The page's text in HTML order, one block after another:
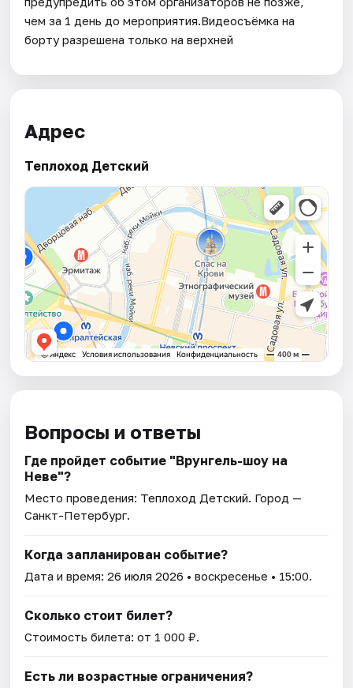
чем за 1 день до мероприятия.Видеосъёмка на
борту разрешена только на верхней
Адрес
Теплоход Детский
Вопросы и ответы
Где пройдет событие "Врунгель-шоу на
Неве"?
Место проведения: Теплоход Детский. Город —
Санкт-Петербург.
Когда запланирован событие?
Дата и время:26 июля 2026 • воскресенье • 15:00.
Сколько стоит билет?
Стоимость билета: от 1 000 ₽.
Есть ли возрастные ограничения?